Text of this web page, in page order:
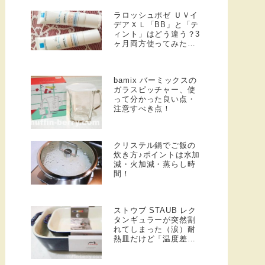
ラロッシュポゼ ＵＶイ
デアＸＬ「BB」と「テ
ィント」はどう違う？3
ヶ月両方使ってみた感
bamix バーミックスの
ガラスピッチャー、使
って分かった良い点・
注意すべき点！
クリステル鍋でご飯の
炊き方♪ポイントは水加
減・火加減・蒸らし時
間！
ストウブ STAUB レク
タンギュラーが突然割
れてしまった（涙）耐
熱皿だけど「温度差」